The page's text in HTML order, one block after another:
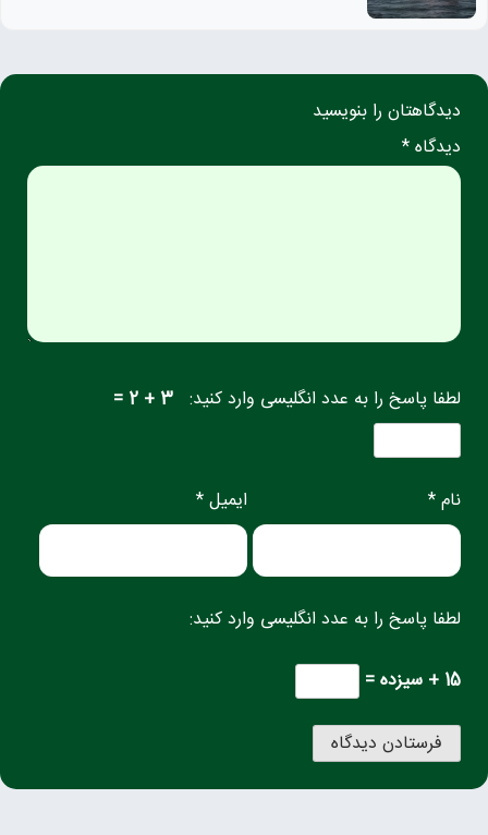
دیدگاهتان را بنویسید
دیدگاه *
لطفا پاسخ را به عدد انگلیسی وارد کنید: 3 + 2 =
نام * ایمیل *
لطفا پاسخ را به عدد انگلیسی وارد کنید:
15 + سیزده =